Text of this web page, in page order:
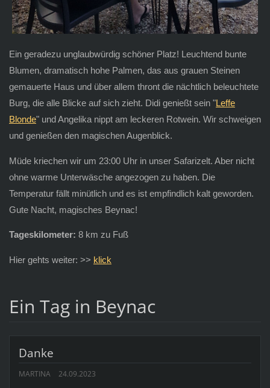
Ein geradezu unglaubwürdig schöner Platz! Leuchtend bunte
Blumen, dramatisch hohe Palmen, das aus grauen Steinen
gemauerte Haus und über allem thront die nächtlich beleuchtete
Burg, die alle Blicke auf sich zieht. Didi genießt sein "Leffe
Blonde" und Angelika nippt am leckeren Rotwein. Wir schweigen
und genießen den magischen Augenblick.
Müde kriechen wir um 23:00 Uhr in unser Safarizelt. Aber nicht
ohne warme Unterwäsche angezogen zu haben. Die
Temperatur fällt minütlich und es ist empfindlich kalt geworden.
Gute Nacht, magisches Beynac!
Tageskilometer: 8 km zu Fuß
Hier gehts weiter: >> klick
Ein Tag in Beynac
Danke
MARTINA 24.09.2023